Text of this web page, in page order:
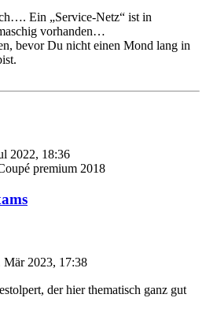
Ein „Service-Netz“ ist in
vorhanden…
bevor Du nicht einen Mond lang in
2022, 18:36
premium 2018
Mär 2023, 17:38
der hier thematisch ganz gut